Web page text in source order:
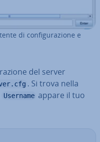
di con­fi­gu­ra­zio­ne e
del server
. Si trova nella
Username appare il tuo